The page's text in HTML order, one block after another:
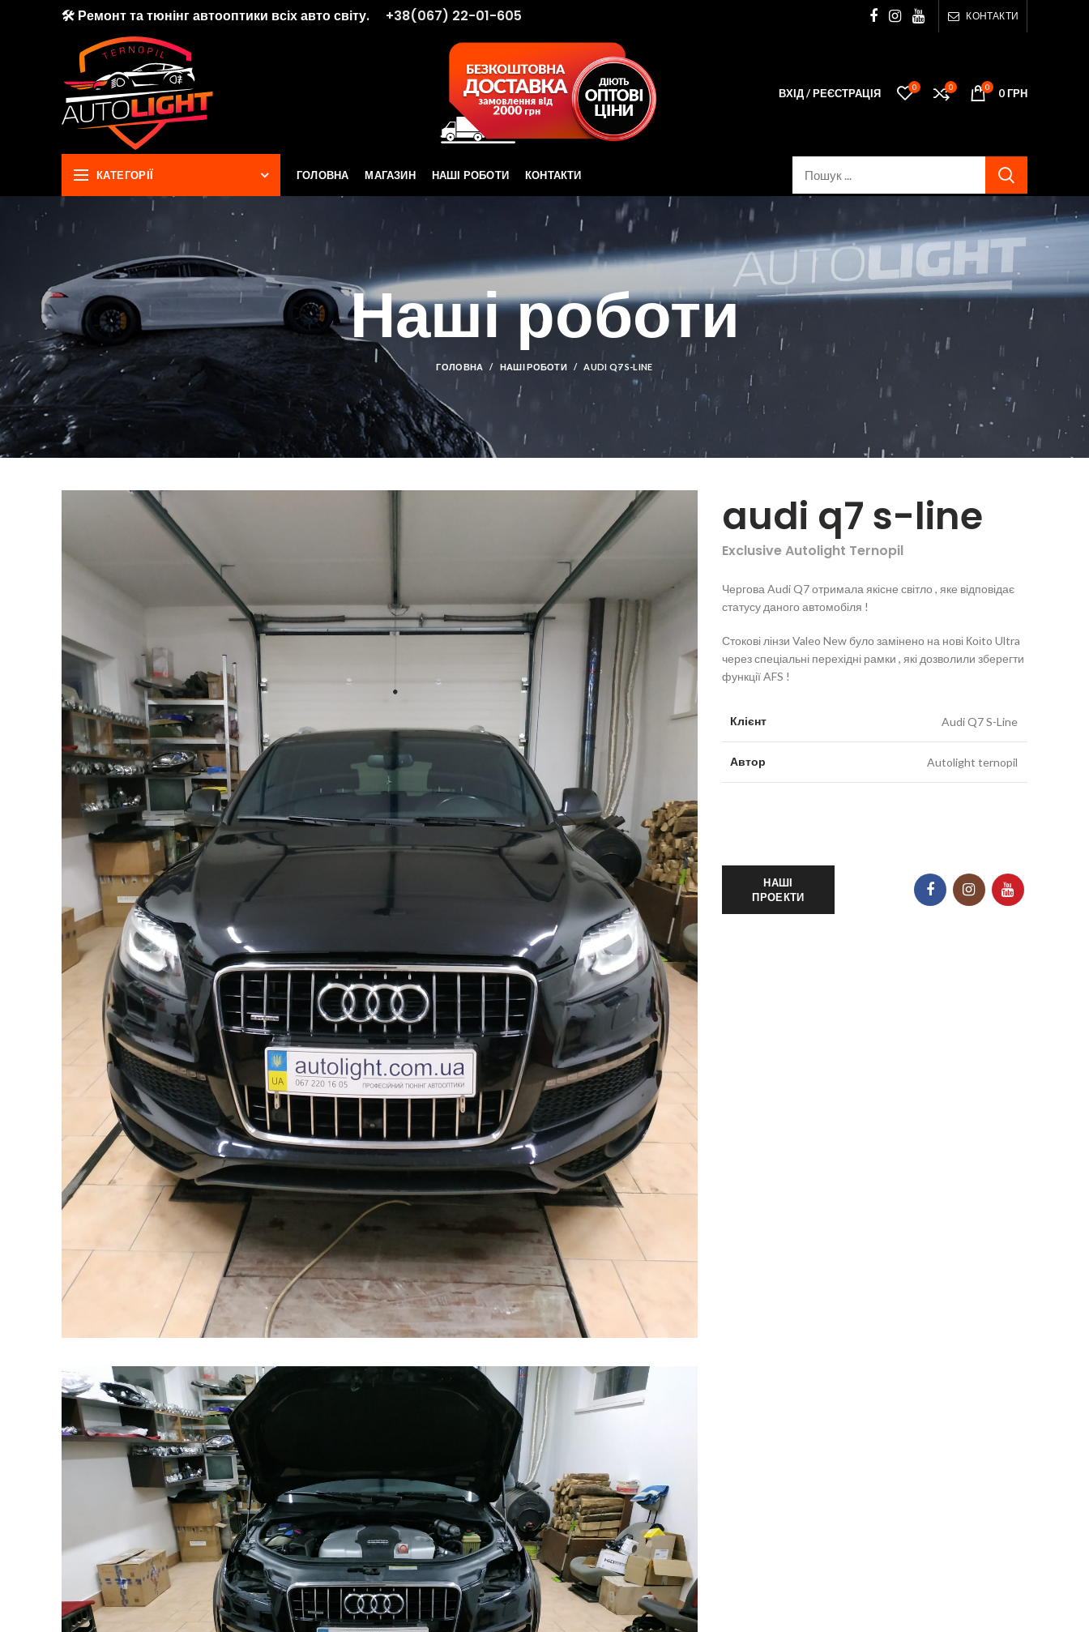
🛠 Ремонт та тюнінг автооптики всіх авто світу. +38(067) 22-01-605 КОНТАКТИ
ВХІД / РЕЄСТРАЦІЯ 0 0 0 0ГРН
КАТЕГОРІЇ ГОЛОВНА МАГАЗИН НАШІ РОБОТИ КОНТАКТИ
Наші роботи
ГОЛОВНА НАШІ РОБОТИ AUDI Q7 S-LINE
audi q7 s-line
Exclusive Autolight Ternopil
Чергова Audi Q7 отримала якісне світло , яке відповідає
статусу даного автомобіля !
Стокові лінзи Valeo New було замінено на нові Коіto Ultra
через спеціальні перехідні рамки , які дозволили зберегти
функції AFS !
Клієнт Audi Q7 S-Line
Автор Autolight ternopil
НАШІ
ПРОЕКТИ